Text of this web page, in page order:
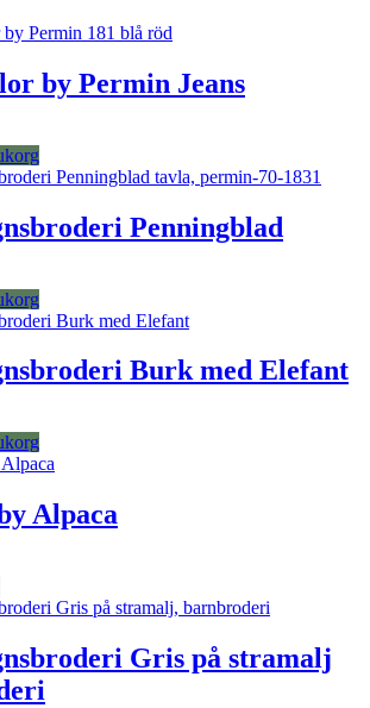
by Permin Jeans
Penningblad
Burk med Elefant
Alpaca
Den
här
har
flera
varianter.
Gris på stramalj